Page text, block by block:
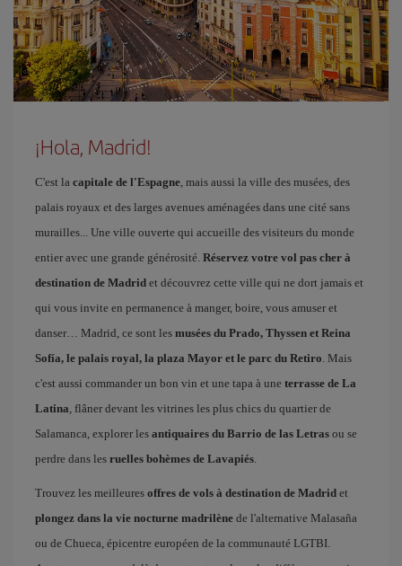
¡Hola, Madrid!
C'est la capitale de l'Espagne, mais aussi la ville des musées, des
palais royaux et des larges avenues aménagées dans une cité sans
murailles... Une ville ouverte qui accueille des visiteurs du monde
entier avec une grande générosité. Réservez votre vol pas cher à
destination de Madrid et découvrez cette ville qui ne dort jamais et
qui vous invite en permanence à manger, boire, vous amuser et
danser… Madrid, ce sont les musées du Prado, Thyssen et Reina
Sofía, le palais royal, la plaza Mayor et le parc du Retiro. Mais
c'est aussi commander un bon vin et une tapa à une terrasse de La
Latina, flâner devant les vitrines les plus chics du quartier de
Salamanca, explorer les antiquaires du Barrio de las Letras ou se
perdre dans les ruelles bohèmes de Lavapiés.
Trouvez les meilleures offres de vols à destination de Madrid et
plongez dans la vie nocturne madrilène de l'alternative Malasaña
ou de Chueca, épicentre européen de la communauté LGTBI.